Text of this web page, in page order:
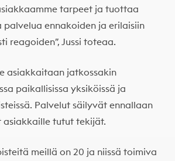
tarpeet ja tuottaa
palvelua ennakoiden ja erilaisiin
reagoiden”, Jussi toteaa.
asiakkaitaan jatkossakin
paikallisissa yksiköissä ja
Palvelut säilyvät ennallaan
tutut tekijät.
meillä on 20 ja niissä toimiva